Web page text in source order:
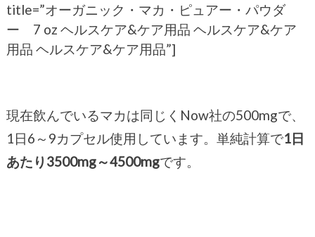
title=”オーガニック・マカ・ピュアー・パウダ
ー 7 oz ヘルスケア&ケア用品 ヘルスケア&ケア
用品 ヘルスケア&ケア用品”]
現在飲んでいるマカは同じくNow社の500mgで、
1日6～9カプセル使用しています。単純計算で1日
あたり3500mg～4500mgです。